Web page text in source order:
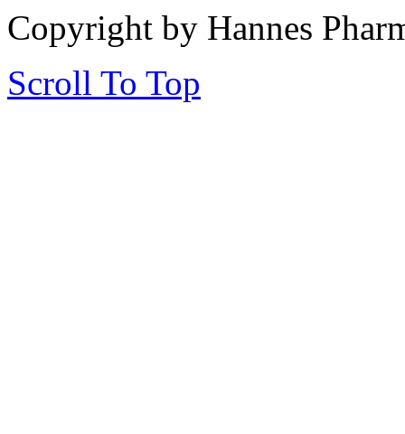
Copyright by Hannes
Scroll To Top